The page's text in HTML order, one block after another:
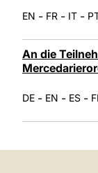
EN - FR - IT -
An die
DE - EN - ES -